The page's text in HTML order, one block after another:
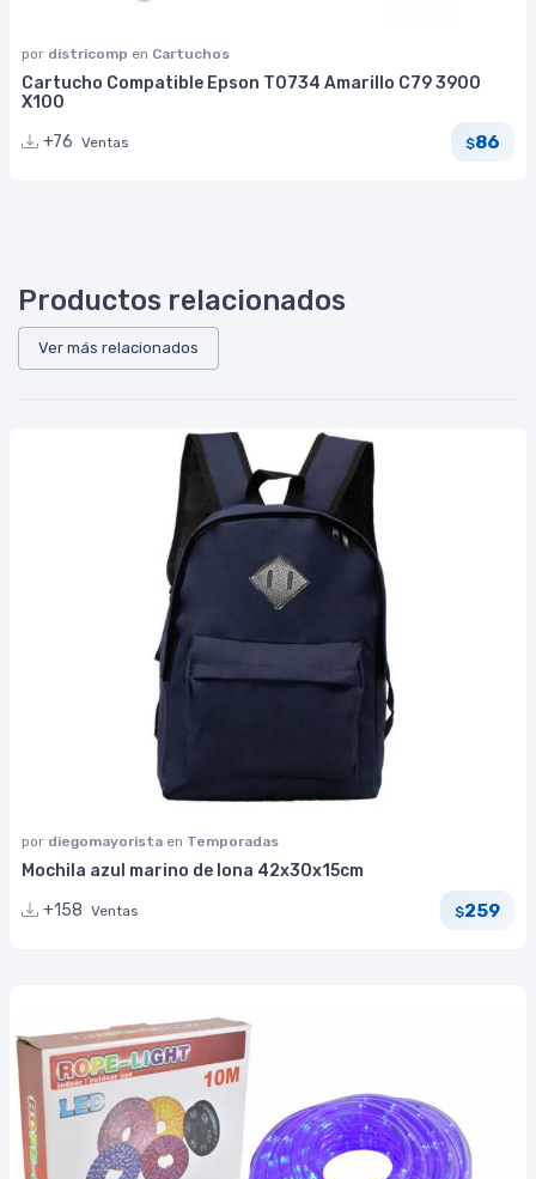
por districomp en Cartuchos
Cartucho Compatible Epson T0734 Amarillo C79 3900
X100
+76 Ventas $86
Productos relacionados
Ver más relacionados
por diegomayorista en Temporadas
Mochila azul marino de lona 42x30x15cm
+158 Ventas $259